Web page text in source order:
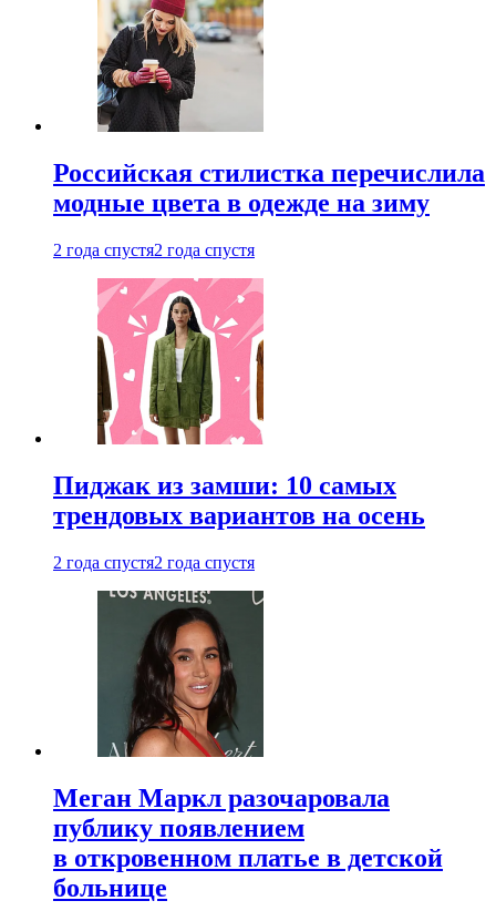
Российская стилистка перечислила
модные цвета в одежде на зиму
2 года спустя2 года спустя
Пиджак из замши: 10 самых
трендовых вариантов на осень
2 года спустя2 года спустя
Меган Маркл разочаровала
публику появлением
в откровенном платье в детской
больнице